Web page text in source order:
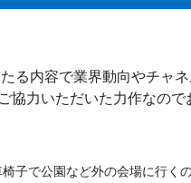
内容で業界動向やチャ
力いただいた力作なの
で公園など外の会場に行